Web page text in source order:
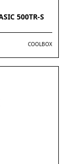
500TR-S
COOLBOX